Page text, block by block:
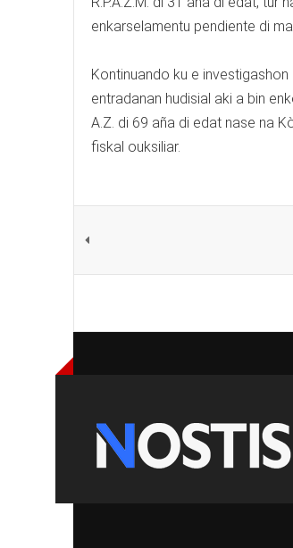
enkarselamentu pendiente di
Kontinuando ku e
entradanan hudisial aki a bin
A.Z. di 69 aña di edat nase na
fiskal ouksiliar.